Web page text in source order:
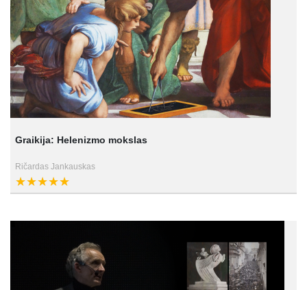
Graikija: Helenizmo mokslas
Ričardas Jankauskas